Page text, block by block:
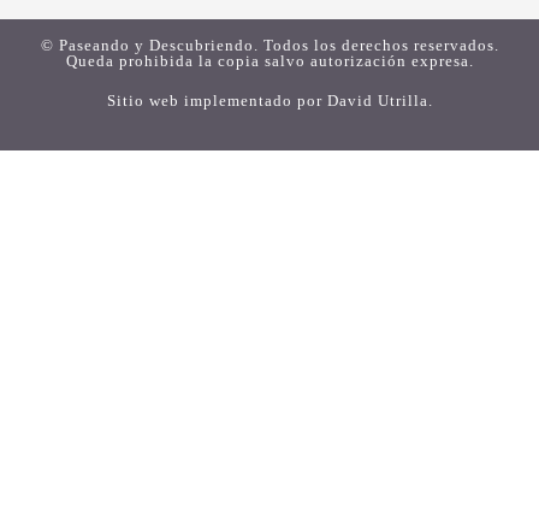
© Paseando y Descubriendo. Todos los derechos reservados.
Queda prohibida la copia salvo autorización expresa.
Sitio web implementado por David Utrilla.